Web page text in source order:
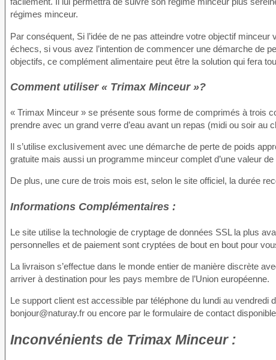
régimes minceur.
Par conséquent, Si l’idée de ne pas atteindre votre objectif
échecs, si vous avez l’intention de commencer une démarche de
objectifs, ce complément alimentaire peut être la solution qui fera
Comment utiliser « Trimax Minceur »?
« Trimax Minceur » se présente sous forme de comprimés à trois
prendre avec un grand verre d’eau avant un repas (midi ou soir au
Il s’utilise exclusivement avec une démarche de perte de poids
gratuite mais aussi un programme minceur complet d’une valeur de
De plus, une cure de trois mois est, selon le site officiel, la durée
Informations Complémentaires :
Le site utilise la technologie de cryptage de données SSL la plus
personnelles et de paiement sont cryptées de bout en bout pour
La livraison s’effectue dans le monde entier de manière discrète
arriver à destination pour les pays membre de l’Union européenne.
Le support client est accessible par téléphone du lundi au vendredi
bonjour@naturay.fr ou encore par le formulaire de contact
Inconvénients de Trimax Minceur :